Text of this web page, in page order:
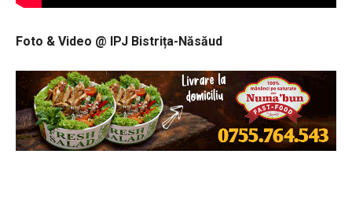
Foto & Video @ IPJ Bistrița-Năsăud